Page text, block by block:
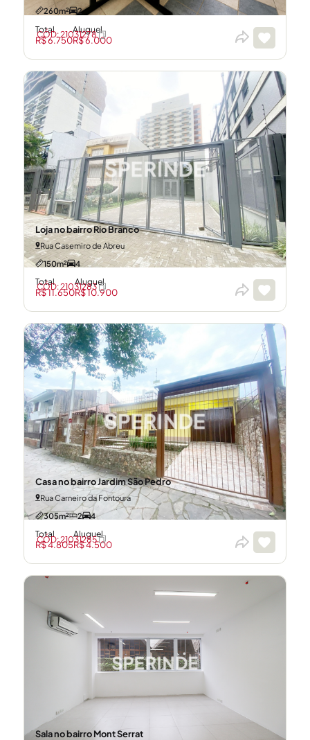
260m²
2
Total
R$ 6.750
Aluguel
R$ 6.000
CÓD: 21031278
Loja no bairro Rio Branco
Rua Casemiro de Abreu
150m²
4
Total
R$ 11.650
Aluguel
R$ 10.900
CÓD: 21031283
Casa no bairro Jardim São Pedro
Rua Carneiro da Fontoura
305m²
2 4
Total
R$ 4.805
Aluguel
R$ 4.500
CÓD: 21031285
Sala no bairro Mont Serrat